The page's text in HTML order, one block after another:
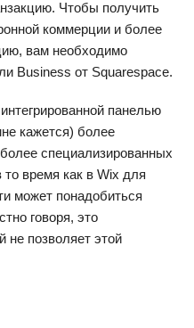
Чтобы получить
коммерции и более
вам необходимо
Business от Squarespace.
панелью
кажется) более
специализированных
время как в Wix для
может понадобиться
говоря, это
не позволяет этой